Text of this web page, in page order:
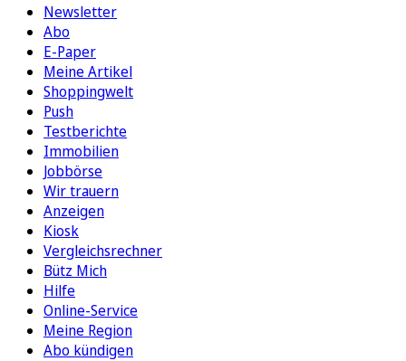
Newsletter
Abo
E-Paper
Meine Artikel
Shoppingwelt
Push
Testberichte
Immobilien
Jobbörse
Wir trauern
Anzeigen
Kiosk
Vergleichsrechner
Bütz Mich
Hilfe
Online-Service
Meine Region
Abo kündigen